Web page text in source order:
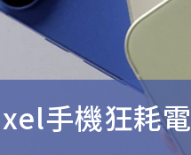
手機狂耗電